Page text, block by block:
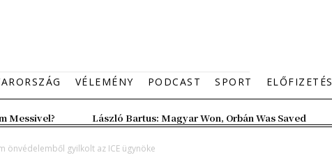
VÉLEMÉNY PODCAST SPORT ELŐFIZETÉS
Messivel? László Bartus: Magyar Won, Orbán Was Saved
önvédelemből gyilkolt az ICE ügynöke